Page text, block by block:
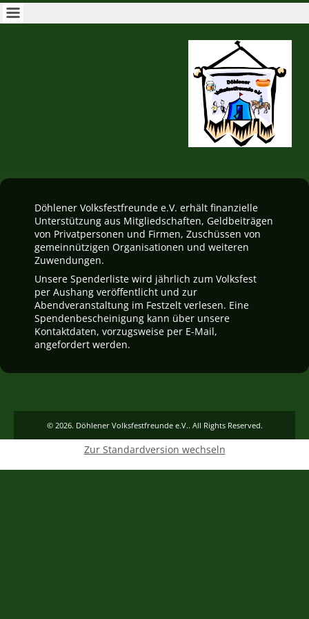
Döhlener Volksfestfreunde e.V. erhält finanzielle
Unterstützung aus Mitgliedschaften, Geldbeiträgen
von Privatpersonen und Firmen, Zuschüssen von
gemeinnützigen Organisationen und weiteren
Zuwendungen.
Unsere Spenderliste wird jährlich zum Volksfest
per Aushang veröffentlicht und zur
Abendveranstaltung im Festzelt verlesen. Eine
Spendenbescheinigung kann über unsere
Kontaktdaten, vorzugsweise per E-Mail,
angefordert werden.
© 2026. Döhlener Volksfestfreunde e.V.. All Rights Reserved.
Zur Standardversion wechseln